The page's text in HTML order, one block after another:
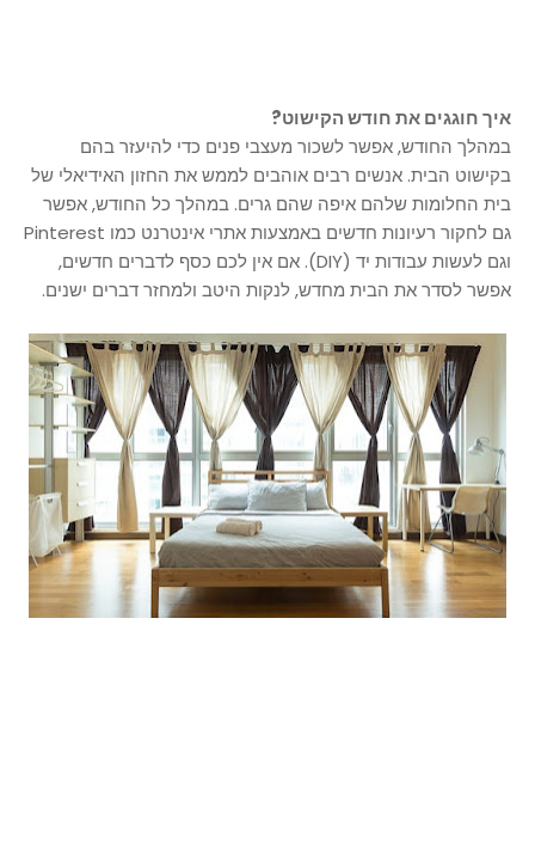
איך חוגגים את חודש הקישוט?
במהלך החודש, אפשר לשכור מעצבי פנים כדי להיעזר בהם
בקישוט הבית. אנשים רבים אוהבים לממש את החזון האידיאלי של
בית החלומות שלהם איפה שהם גרים. במהלך כל החודש, אפשר
גם לחקור רעיונות חדשים באמצעות אתרי אינטרנט כמו Pinterest
וגם לעשות עבודות יד (DIY). אם אין לכם כסף לדברים חדשים,
אפשר לסדר את הבית מחדש, לנקות היטב ולמחזר דברים ישנים.